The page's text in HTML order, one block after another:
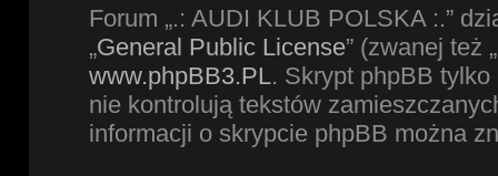
Forum „.: AUDI KLUB POLSKA :.”
„General Public License” (zwanej też
www.phpBB3.PL. Skrypt phpBB tylko
nie kontrolują tekstów
informacji o skrypcie phpBB można